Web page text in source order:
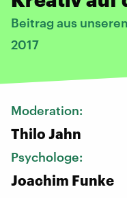
Beitrag aus
2017
Moderation:
Thilo Jahn
Psychologe:
Joachim Funke